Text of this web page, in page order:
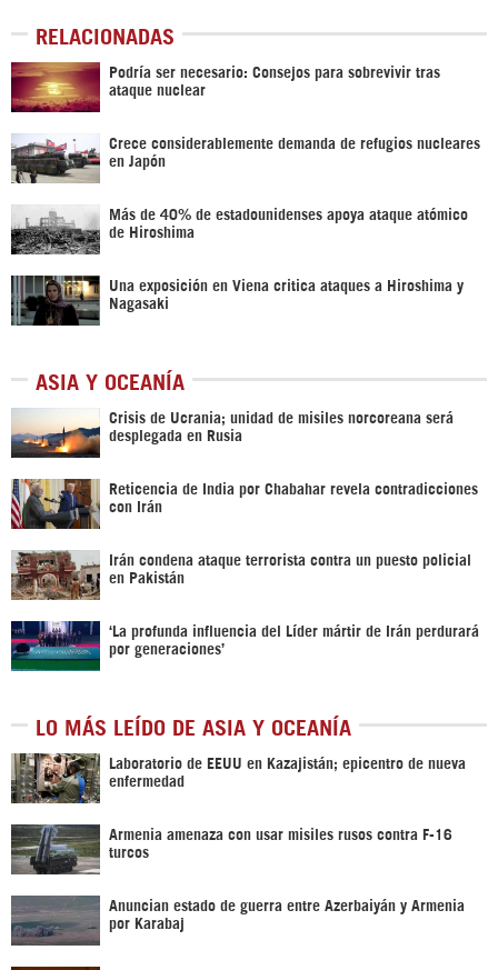
RELACIONADAS
Podría ser necesario: Consejos para sobrevivir tras
ataque nuclear
Crece considerablemente demanda de refugios nucleares
en Japón
Más de 40% de estadounidenses apoya ataque atómico
de Hiroshima
Una exposición en Viena critica ataques a Hiroshima y
Nagasaki
ASIA Y OCEANÍA
Crisis de Ucrania; unidad de misiles norcoreana será
desplegada en Rusia
Reticencia de India por Chabahar revela contradicciones
con Irán
Irán condena ataque terrorista contra un puesto policial
en Pakistán
‘La profunda influencia del Líder mártir de Irán perdurará
por generaciones’
LO MÁS LEÍDO DE ASIA Y OCEANÍA
Laboratorio de EEUU en Kazajistán; epicentro de nueva
enfermedad
Armenia amenaza con usar misiles rusos contra F-16
turcos
Anuncian estado de guerra entre Azerbaiyán y Armenia
por Karabaj